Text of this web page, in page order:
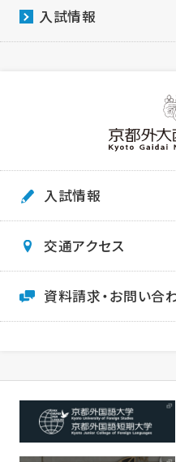
入試情報
入試情報
交通アクセス
資料請求・お問い合